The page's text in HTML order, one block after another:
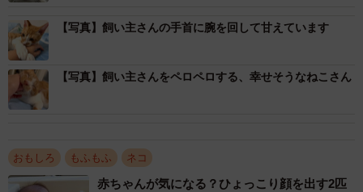
【写真】飼い主さんの手首に腕を回して甘えています
【写真】飼い主さんをペロペロする、幸せそうなねこさん
おもしろ もふもふ ネコ
赤ちゃんが気になる？ひょっこり顔を出す2匹